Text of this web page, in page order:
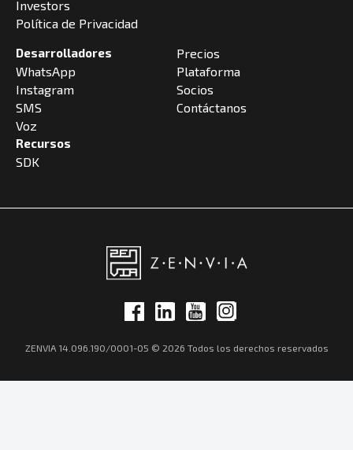
Investors
Política de Privacidad
Desarrolladores
WhatsApp
Instagram
SMS
Voz
Recursos
SDK
Precios
Plataforma
Socios
Contáctanos
ZENVIA 14.096.190/0001-05 © 2026 Todos los derechos reservados